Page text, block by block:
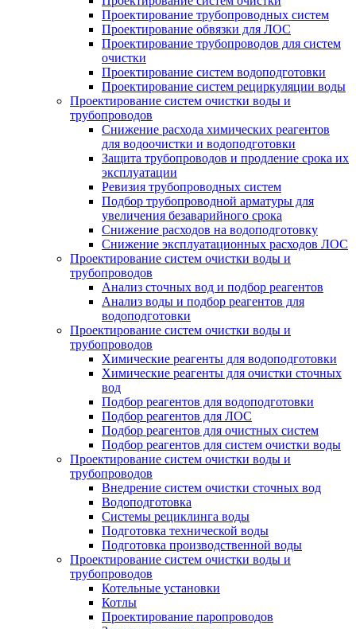
Проектирование трубопроводных систем
Проектирование обвязки для ЛОС
Проектирование трубопроводов для систем
очистки
Проектирование систем водоподготовки
Проектирование систем рециркуляции воды
Проектирование систем очистки воды и
трубопроводов
Снижение расхода химических реагентов
для водоочистки и водоподготовки
Защита трубопроводов и продление срока их
эксплуатации
Ревизия трубопроводных систем
Подбор трубопроводной арматуры для
увеличения безаварийного срока
Снижение расходов на водоподготовку
Снижение эксплуатационных расходов ЛОС
Проектирование систем очистки воды и
трубопроводов
Анализ сточных вод и подбор реагентов
Анализ воды и подбор реагентов для
водоподготовки
Проектирование систем очистки воды и
трубопроводов
Химические реагенты для водоподготовки
Химические реагенты для очистки сточных
вод
Подбор реагентов для водоподготовки
Подбор реагентов для ЛОС
Подбор реагентов для очистных систем
Подбор реагентов для систем очистки воды
Проектирование систем очистки воды и
трубопроводов
Внедрение систем очистки сточных вод
Водоподготовка
Системы рециклинга воды
Подготовка технической воды
Подготовка производственной воды
Проектирование систем очистки воды и
трубопроводов
Котельные установки
Котлы
Проектирование паропроводов